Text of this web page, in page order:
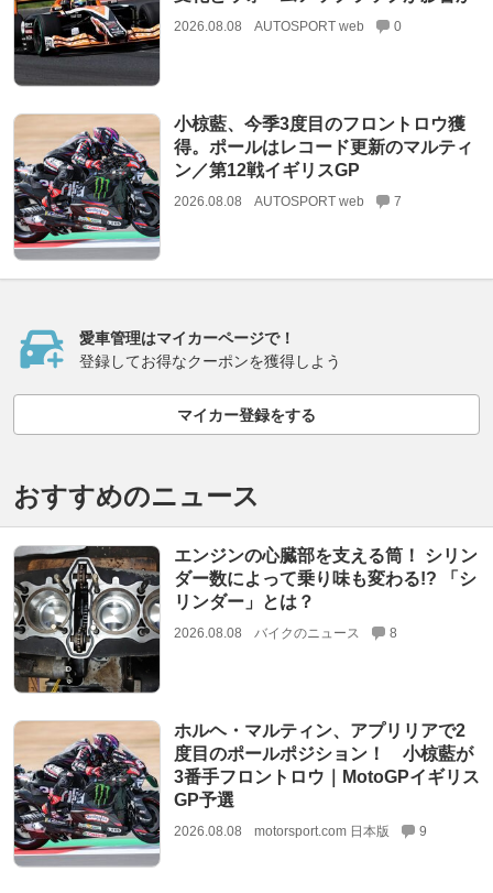
2026.08.08 AUTOSPORT web 0
小椋藍、今季3度目のフロントロウ獲
得。ポールはレコード更新のマルティ
ン／第12戦イギリスGP
2026.08.08 AUTOSPORT web 7
愛車管理はマイカーページで！
登録してお得なクーポンを獲得しよう
マイカー登録をする
おすすめのニュース
エンジンの心臓部を支える筒！ シリン
ダー数によって乗り味も変わる!? 「シ
リンダー」とは？
2026.08.08 バイクのニュース 8
ホルヘ・マルティン、アプリリアで2
度目のポールポジション！ 小椋藍が
3番手フロントロウ｜MotoGPイギリス
GP予選
2026.08.08 motorsport.com 日本版 9